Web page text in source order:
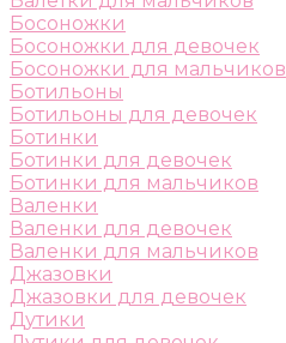
Босоножки
Босоножки для девочек
Босоножки для мальчиков
Ботильоны
Ботильоны для девочек
Ботинки
Ботинки для девочек
Ботинки для мальчиков
Валенки
Валенки для девочек
Валенки для мальчиков
Джазовки
Джазовки для девочек
Дутики